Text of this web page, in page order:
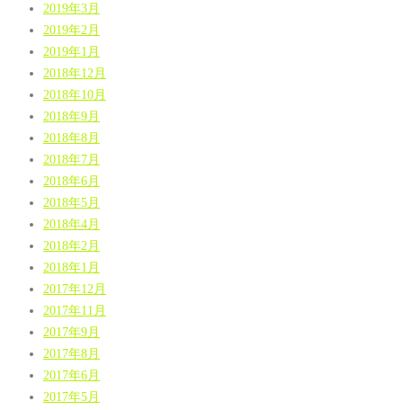
2019年3月
2019年2月
2019年1月
2018年12月
2018年10月
2018年9月
2018年8月
2018年7月
2018年6月
2018年5月
2018年4月
2018年2月
2018年1月
2017年12月
2017年11月
2017年9月
2017年8月
2017年6月
2017年5月